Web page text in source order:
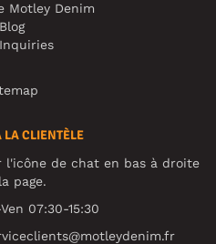
Motley Denim
Blog
LA CLIENTÈLE
de chat en bas à droite
page.
07:30-15:30